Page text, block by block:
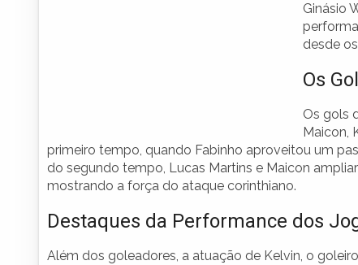
Ginásio
desde
Os
Os gols
Maicon,
primeiro tempo, quando Fabinho aproveitou um
do segundo tempo, Lucas Martins e Maicon
mostrando a força do ataque corinthiano.
Destaques da Performance dos
Além dos goleadores, a atuação de Kelvin, o